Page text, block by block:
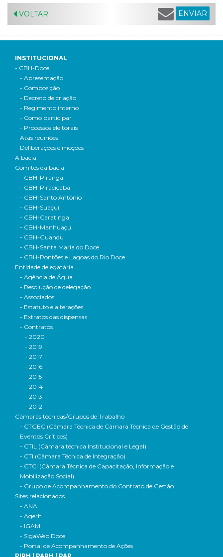
VOLTAR ENVIAR
INSTITUCIONAL
- CBH-Doce
- Apresentação
- Composição
- Decreto de criação
- Regimento interno
- Como participar
- Processos eleitorais
Atas reuniões
Deliberações e moçoes
A bacia
Comitês da bacia
- CBH-Piranga
- CBH-Piracicaba
- CBH-Santo Antônio
- CBH-Suaçuí
- CBH-Caratinga
- CBH-Manhuaçu
- CBH-Guandu
- CBH-Santa Maria do Doce
- CBH-Pontões e Lagoas do Rio Doce
Entidade delegatária
- Agência de Água
- Resolução de delegação
- Associados
- Estatuto e alterações
- Extratos das dispensas
- Contratos
- 2020
- 2019
- 2017
- 2016
- 2015
- 2014
- 2013
- 2012
Câmaras técnicas/Grupos de Trabalho
- CTGEC (Câmara Técnica de Câmara Técnica de Gestão de
Eventos Críticos)
- CTIL (Câmara técnica Institucional e Legal)
- CTI (Câmara Técnica de Integração)
- CTCI (Câmara Técnica de Capacitação, Informação e
Mobilização Social)
- Grupo de Acompanhamento do Contrato de Gestão
Sites relacionados
- ANA
- Agerh
- IGAM
- SigaWeb Doce
- Portal de Acompanhamento de Ações